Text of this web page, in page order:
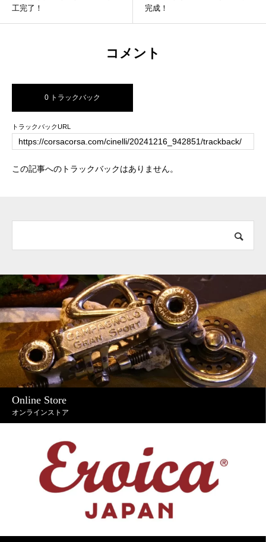
工完了！
完成！
コメント
0 トラックバック
トラックバックURL
この記事へのトラックバックはありません。
Online Store
オンラインストア